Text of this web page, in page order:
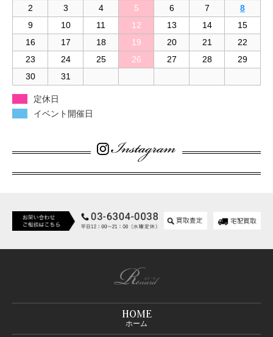
2
3 4 5 6 7
8
9
10 11 12 13 14
15
16
17 18 19 20 21
22
23
24 25 26 27 28
29
30
31
定休日
イベント開催日
HOME
ホーム